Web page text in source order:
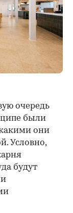
очередь
были
они
Условно,
будут